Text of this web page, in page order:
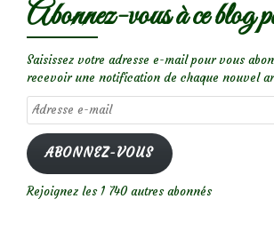
Abonnez-vous à ce blog
Saisissez votre adresse e-mail pour vous
recevoir une notification de chaque nouvel
Adresse
e-
mail
ABONNEZ-VOUS
Rejoignez les 1 740 autres abonnés